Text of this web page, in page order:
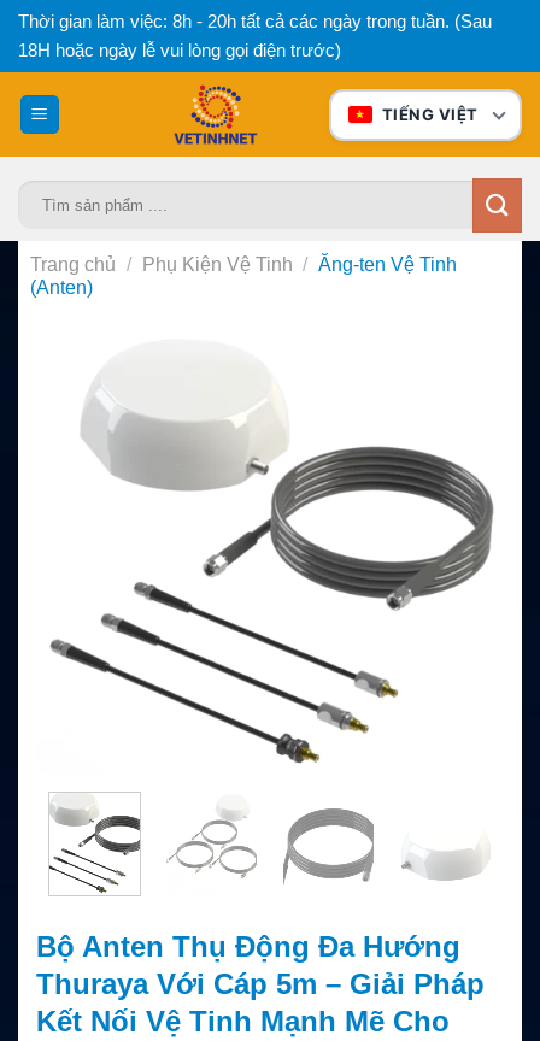
Bỏ
qua
nội
dung
Thời gian làm việc: 8h - 20h tất cả các ngày trong tuần. (Sau
18H hoặc ngày lễ vui lòng gọi điện trước)
TIẾNG VIỆT
Trang chủ / Phụ Kiện Vệ Tinh / Ăng-ten Vệ Tinh
(Anten)
Bộ Anten Thụ Động Đa Hướng
Thuraya Với Cáp 5m – Giải Pháp
Kết Nối Vệ Tinh Mạnh Mẽ Cho